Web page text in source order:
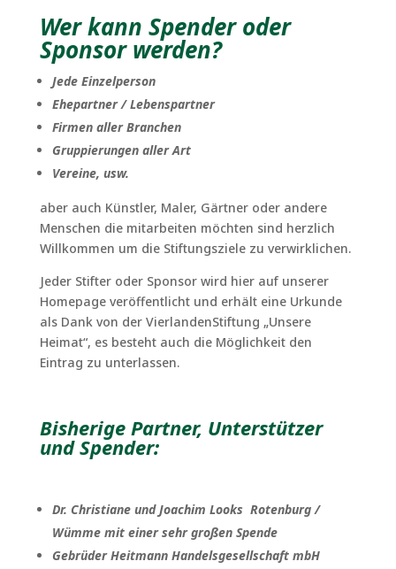
Wer kann Spender oder
Sponsor werden?
Jede Einzelperson
Ehepartner / Lebenspartner
Firmen aller Branchen
Gruppierungen aller Art
Vereine, usw.
aber auch Künstler, Maler, Gärtner oder andere
Menschen die mitarbeiten möchten sind herzlich
Willkommen um die Stiftungsziele zu verwirklichen.
Jeder Stifter oder Sponsor wird hier auf unserer
Homepage veröffentlicht und erhält eine Urkunde
als Dank von der VierlandenStiftung „Unsere
Heimat“, es besteht auch die Möglichkeit den
Eintrag zu unterlassen.
Bisherige Partner, Unterstützer
und Spender:
Dr. Christiane und Joachim Looks Rotenburg /
Wümme mit einer sehr großen Spende
Gebrüder Heitmann Handelsgesellschaft mbH